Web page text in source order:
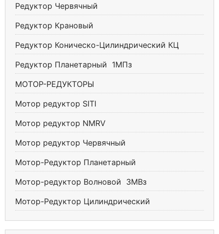
Редуктор Червячный
Редуктор Крановый
Редуктор Коническо-Цилиндрический КЦ
Редуктор Планетарный 1МПз
МОТОР-РЕДУКТОРЫ
Мотор редуктор SITI
Мотор редуктор NMRV
Мотор редуктор Червячный
Мотор-Редуктор Планетарный
Мотор-редуктор Волновой ЗМВз
Мотор-Редуктор Цилиндрический